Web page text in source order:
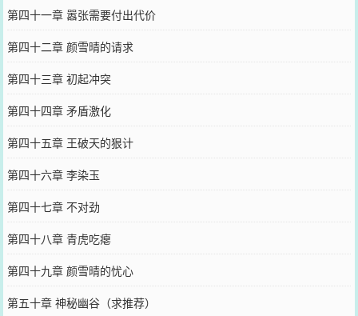
第四十一章 嚣张需要付出代价
第四十二章 颜雪晴的请求
第四十三章 初起冲突
第四十四章 矛盾激化
第四十五章 王破天的狠计
第四十六章 李染玉
第四十七章 不对劲
第四十八章 青虎吃瘪
第四十九章 颜雪晴的忧心
第五十章 神秘幽谷（求推荐）